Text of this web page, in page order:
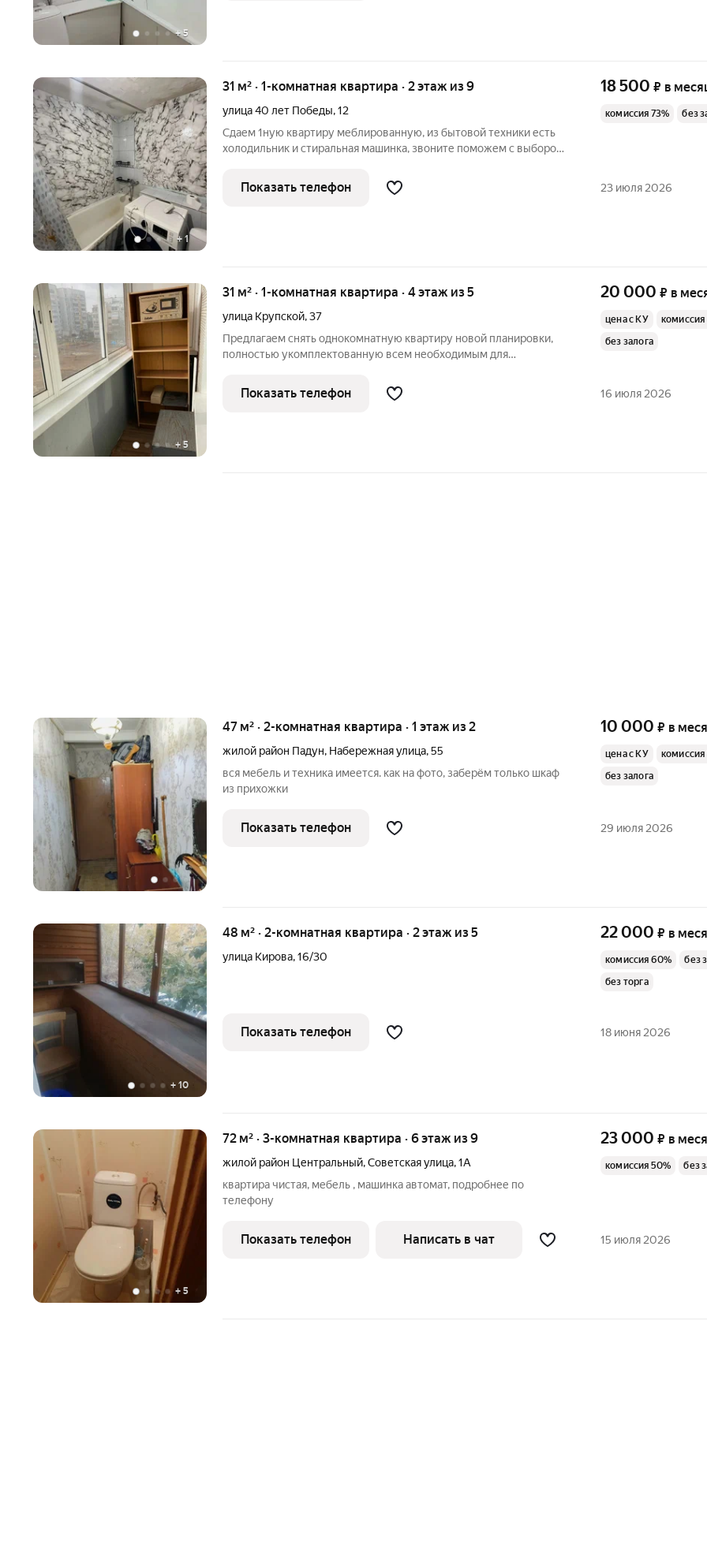
+5
+ 1
31 м² · 1-комнатная квартира · 2 этаж из 9
улица 40 лет Победы,12
Сдаем 1ную квартиру меблированную, из бытовой техники есть
холодильник и стиральная машинка, звоните поможем с выбором
18 500 ₽ в
комиссия 73% без
Показать телефон 23 июля 2026
+ 5
31 м² · 1-комнатная квартира · 4 этаж из 5
улица Крупской,37
Предлагаем снять однокомнатную квартиру новой планировки,
полностью укомплектованную всем необходимым для
женщину на длительный срок, звоните эта квартира ждет вас!
20 000 ₽ в
цена с КУ
комиссия
без залога
Показать телефон 16 июля 2026
47 м² · 2-комнатная квартира · 1 этаж из 2
жилой район Падун, Набережная улица,55
вся мебель и техника имеется. как на фото, заберём только шкаф
из прихожки
10 000 ₽ в
цена с КУ
комиссия
без залога
Показать телефон 29 июля 2026
+ 10
48 м² · 2-комнатная квартира · 2 этаж из 5
улица Кирова,16/30
22 000 ₽ в
комиссия 60%
без
без торга
Показать телефон 18 июня 2026
+ 5
72 м² · 3-комнатная квартира · 6 этаж из 9
жилой район Центральный,Советская улица,1А
квартира чистая, мебель , машинка автомат, подробнее по
телефону
23 000 ₽ в
комиссия 50% без
Показать телефон Написать в чат 15 июля 2026